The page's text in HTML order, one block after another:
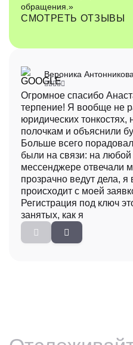
Теперь рекомендую всем
СМОТРЕТЬ ОТЗЫВЫ
Вероника Антонникова
Огромное спасибо
терпение! Я вообще не
юридических
полочкам и объяснили
Больше всего
были на связи: на
мессенджере отвечали
прозрачно ведут дела, я
происходит с моей
Регистрация под ключ
занятых, как я